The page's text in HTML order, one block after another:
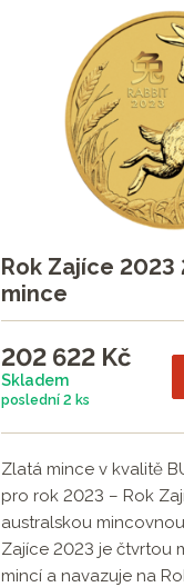
Rok Zajíce 2023
mince
202 622 Kč
Skladem
poslední 2 ks
Zlatá mince v kvalitě
pro rok 2023 – Rok
australskou
Zajíce 2023 je čtvrtou
mincí a navazuje na